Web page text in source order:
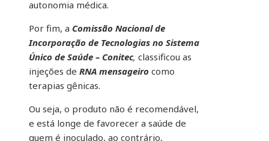
autonomia médica.
Por fim, a Comissão Nacional de
Incorporação de Tecnologias no Sistema
Único de Saúde – Conitec, classificou as
injeções de RNA mensageiro como
terapias gênicas.
Ou seja, o produto não é recomendável,
e está longe de favorecer a saúde de
quem é inoculado, ao contrário,